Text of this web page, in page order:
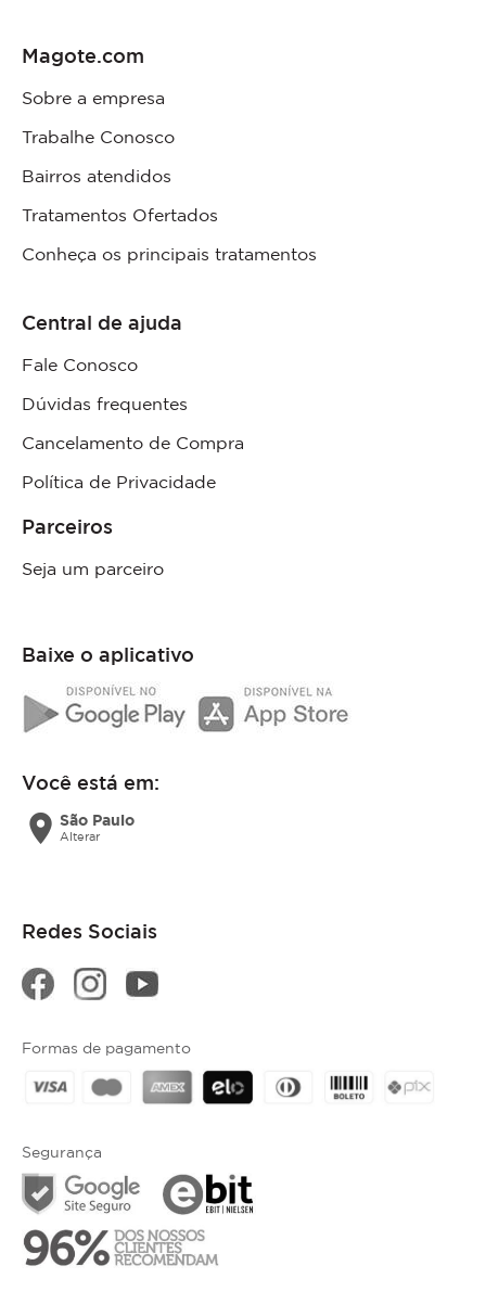
Magote.com
Sobre a empresa
Trabalhe Conosco
Bairros atendidos
Tratamentos Ofertados
Conheça os principais tratamentos
Central de ajuda
Fale Conosco
Dúvidas frequentes
Cancelamento de Compra
Política de Privacidade
Parceiros
Seja um parceiro
Baixe o aplicativo
Você está em:
location_on São Paulo
Alterar
Redes Sociais
Segurança
Formas de pagamento